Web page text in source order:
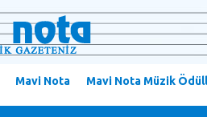
Mavi Nota Mavi Nota Müzik